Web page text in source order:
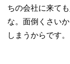
ちの会社に来て
な。面倒くさい
しまうからです。